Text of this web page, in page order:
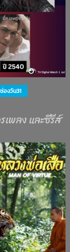
ช่องวัน31
เพลง และซีรีส์